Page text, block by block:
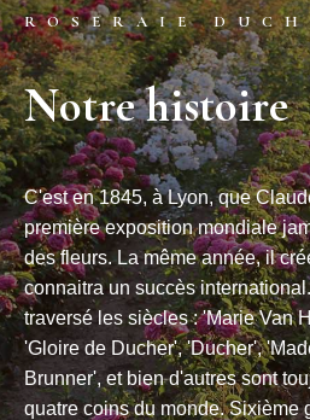
ROSERAIE
Notre histoire
C'est en 1845, à Lyon, que
première exposition mondiale
des fleurs. La même année, il
connaitra un succès
traversé les siècles : 'Marie Van
'Gloire de Ducher', 'Ducher',
Brunner', et bien d'autres sont
quatre coins du monde. Sixième